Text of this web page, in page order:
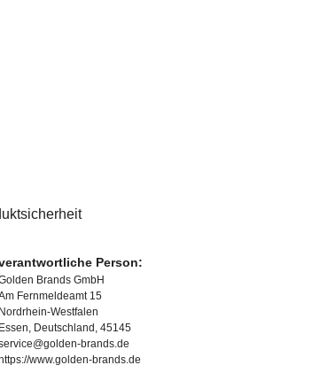
Person:
Brands GmbH
Fernmeldeamt 15
Nordrhein-Westfalen
Essen, Deutschland, 45145
brands.de
https://www.golden-brands.de